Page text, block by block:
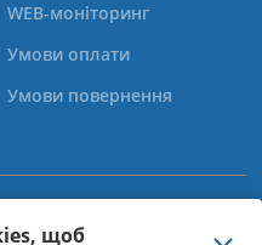
щоб
WEB-моніторинг
Умови оплати
Умови повернення
37-68